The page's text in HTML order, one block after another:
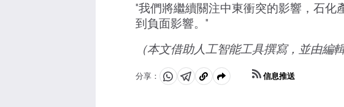
"我們將繼續關注中東衝突的影響，石化
到負面影響。"
（本文借助人工智能工具撰寫，並由編
分享：
分
分
複
信息推送